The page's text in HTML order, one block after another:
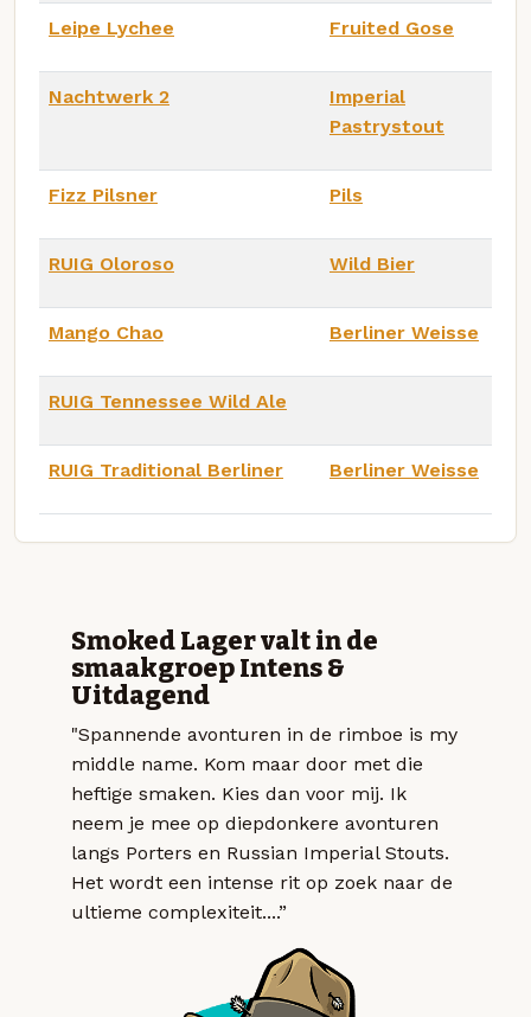
Leipe Lychee Fruited Gose
Nachtwerk 2
Imperial
Pastrystout
Fizz Pilsner Pils
RUIG Oloroso Wild Bier
Mango Chao Berliner Weisse
RUIG Tennessee Wild Ale
RUIG Traditional Berliner Berliner Weisse
Smoked Lager valt in de
smaakgroep Intens &
Uitdagend
"Spannende avonturen in de rimboe is my
middle name. Kom maar door met die
heftige smaken. Kies dan voor mij. Ik
neem je mee op diepdonkere avonturen
langs Porters en Russian Imperial Stouts.
Het wordt een intense rit op zoek naar de
ultieme complexiteit....”